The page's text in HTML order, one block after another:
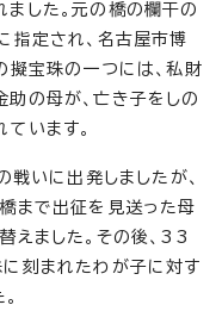
した。元の橋の欄干の
指定され、名古屋市博
擬宝珠の一つには、私財
の母が、亡き子をしの
います。
いに出発しましたが、
まで出征を見送った母
えました。その後、33
に刻まれたわが子に対す